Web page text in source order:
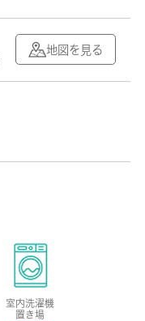
地図を見る
室内洗濯機
置き場